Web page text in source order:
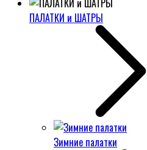
ПАЛАТКИ и ШАТРЫ
Зимние палатки